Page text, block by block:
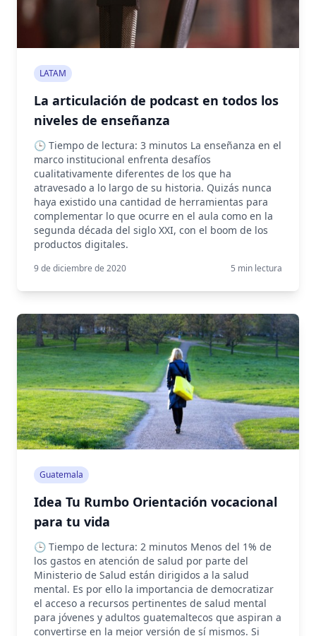
LATAM
La articulación de podcast en todos los
niveles de enseñanza
🕒 Tiempo de lectura: 3 minutos La enseñanza en el
marco institucional enfrenta desafíos
cualitativamente diferentes de los que ha
atravesado a lo largo de su historia. Quizás nunca
haya existido una cantidad de herramientas para
complementar lo que ocurre en el aula como en la
segunda década del siglo XXI, con el boom de los
productos digitales.
9 de diciembre de 2020 5 min lectura
Guatemala
Idea Tu Rumbo Orientación vocacional
para tu vida
🕒 Tiempo de lectura: 2 minutos Menos del 1% de
los gastos en atención de salud por parte del
Ministerio de Salud están dirigidos a la salud
mental. Es por ello la importancia de democratizar
el acceso a recursos pertinentes de salud mental
para jóvenes y adultos guatemaltecos que aspiran a
convertirse en la mejor versión de sí mismos. Si